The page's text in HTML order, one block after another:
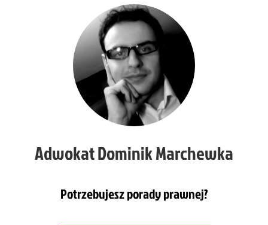
Adwokat Dominik Marchewka
Potrzebujesz porady prawnej?